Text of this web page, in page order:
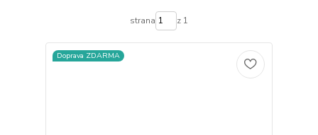
strana z 1
Doprava ZDARMA